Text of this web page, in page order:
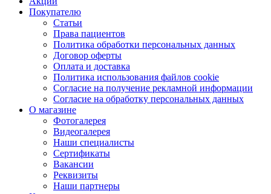
Покупателю
Статьи
Права пациентов
Политика обработки персональных данных
Договор оферты
Оплата и доставка
Политика использования файлов cookie
Согласие на получение рекламной информации
Согласие на обработку персональных данных
О магазине
Фотогалерея
Видеогалерея
Наши специалисты
Сертификаты
Вакансии
Реквизиты
Наши партнеры